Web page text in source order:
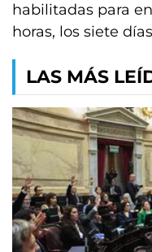
habilitadas para
horas, los siete
LAS MÁS